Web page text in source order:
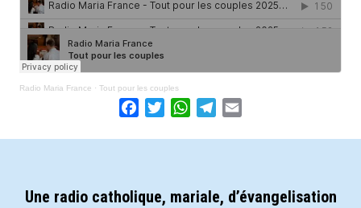
Radio Maria France · Tout pour les couples
Facebook
TwitterWhatsApp
Telegram
Une radio catholique, mariale, d’évangelisation